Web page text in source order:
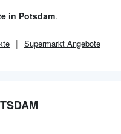
in Potsdam.
Supermarkt Angebote